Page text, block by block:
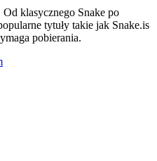
klasycznego Snake po
tytuły takie jak Snake.is
pobierania.